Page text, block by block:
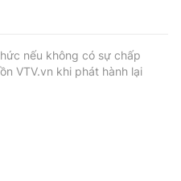
nếu không có sự chấp
VTV.vn khi phát hành lại